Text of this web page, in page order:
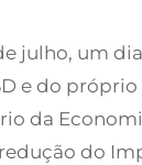
julho, um
e do
da
do